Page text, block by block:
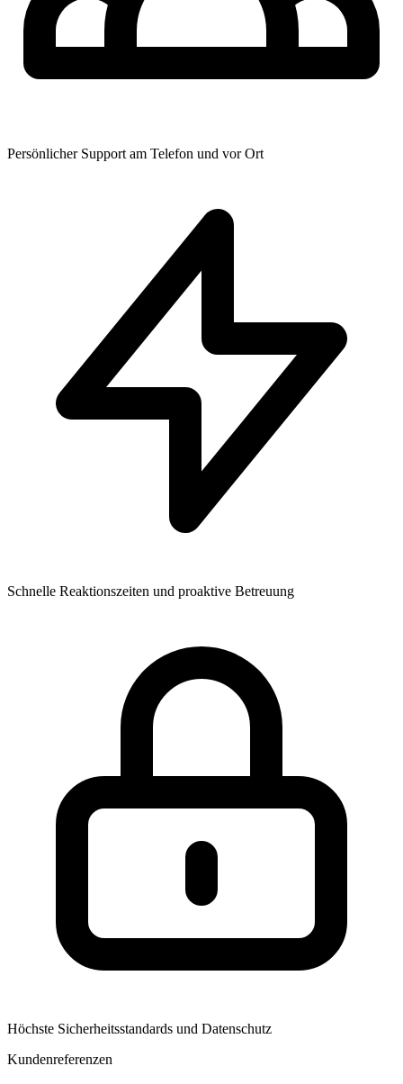
Persönlicher Support am Telefon und vor Ort
Schnelle Reaktionszeiten und proaktive Betreuung
Höchste Sicherheitsstandards und Datenschutz
Kundenreferenzen